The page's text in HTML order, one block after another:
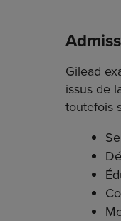
Gilead
issus de
toutefois